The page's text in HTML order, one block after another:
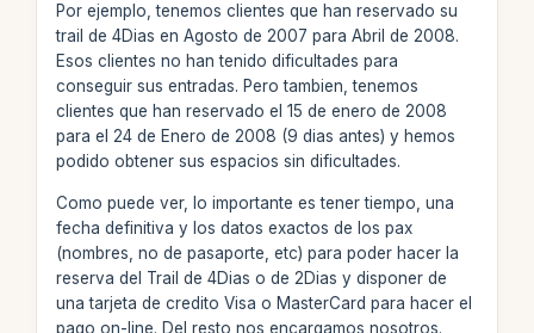
Por ejemplo, tenemos clientes que han reservado su
trail de 4Dias en Agosto de 2007 para Abril de 2008.
Esos clientes no han tenido dificultades para
conseguir sus entradas. Pero tambien, tenemos
clientes que han reservado el 15 de enero de 2008
para el 24 de Enero de 2008 (9 dias antes) y hemos
podido obtener sus espacios sin dificultades.
Como puede ver, lo importante es tener tiempo, una
fecha definitiva y los datos exactos de los pax
(nombres, no de pasaporte, etc) para poder hacer la
reserva del Trail de 4Dias o de 2Dias y disponer de
una tarjeta de credito Visa o MasterCard para hacer el
pago on-line. Del resto nos encargamos nosotros.